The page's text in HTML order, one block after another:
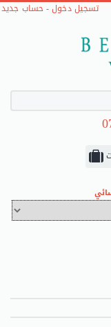
تسجيل دخول-حساب جديد